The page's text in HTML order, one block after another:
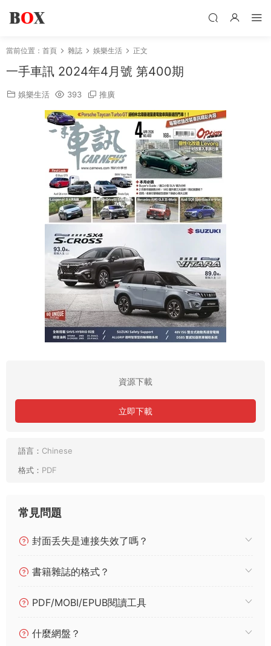
當前位置： 首頁 雜誌 娛樂生活 正文
一手車訊 2024年4月號 第400期
娛樂生活 393 推廣
資源下載
立即下載
語言： Chinese
格式： PDF
常見問題
封面丢失是連接失效了嗎？
書籍雜誌的格式？
PDF/MOBI/EPUB閱讀工具
什麼網盤？